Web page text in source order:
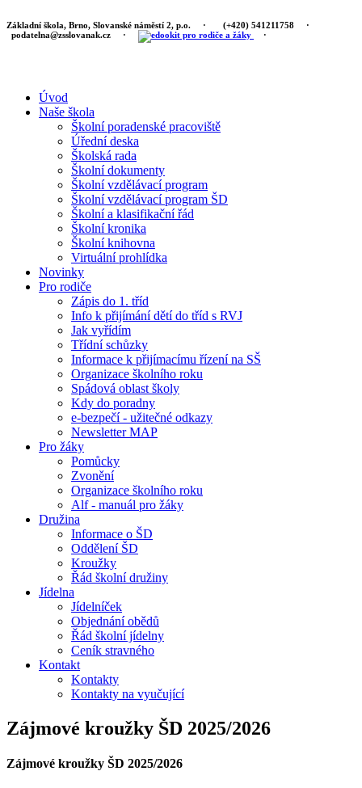
Základní škola, Brno, Slovanské náměstí 2, p.o. · (+420) 541211758 ·
podatelna@zsslovanak.cz
· ·
Úvod
Naše škola
Školní poradenské pracoviště
Úřední deska
Školská rada
Školní dokumenty
Školní vzdělávací program
Školní vzdělávací program ŠD
Školní a klasifikační řád
Školní kronika
Školní knihovna
Virtuální prohlídka
Novinky
Pro rodiče
Zápis do 1. tříd
Info k přijímání dětí do tříd s RVJ
Jak vyřídím
Třídní schůzky
Informace k přijímacímu řízení na SŠ
Organizace školního roku
Spádová oblast školy
Kdy do poradny
e-bezpečí - užitečné odkazy
Newsletter MAP
Pro žáky
Pomůcky
Zvonění
Organizace školního roku
Alf - manuál pro žáky
Družina
Informace o ŠD
Oddělení ŠD
Kroužky
Řád školní družiny
Jídelna
Jídelníček
Objednání obědů
Řád školní jídelny
Ceník stravného
Kontakt
Kontakty
Kontakty na vyučující
Zájmové kroužky ŠD 2025/2026
Zájmové kroužky ŠD 2025/2026